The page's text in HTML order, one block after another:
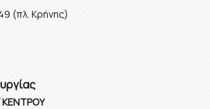
(πλ. Κρήνης)
ΚΕΝΤΡΟΥ